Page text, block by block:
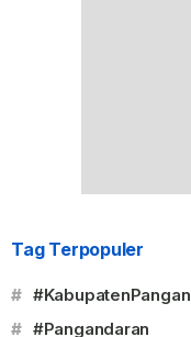
Tag Terpopuler
#
# #Pangandaran